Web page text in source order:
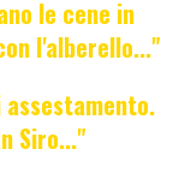
le cene in
l'alberello..."
assestamento.
Siro..."